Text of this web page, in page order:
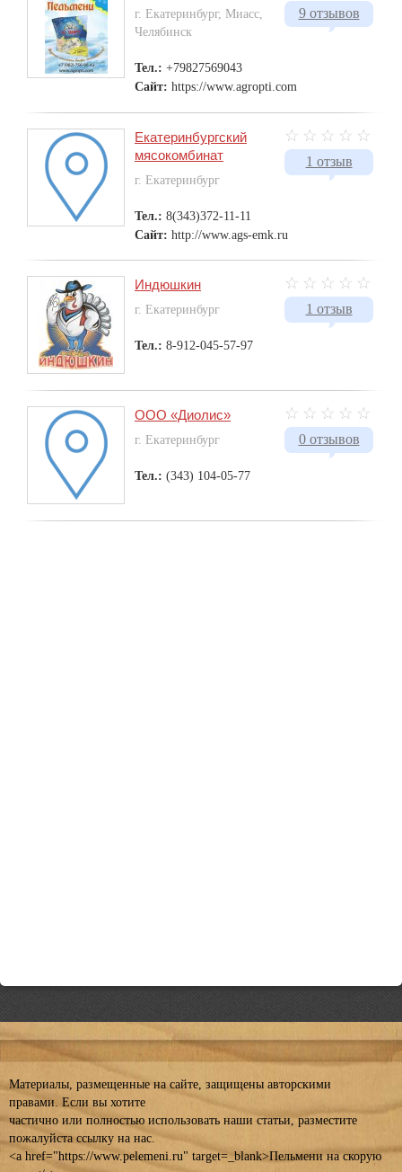
9 отзывов
г. Екатеринбург, Миасс,
Челябинск
Тел.: +79827569043
Сайт: https://www.agropti.com
1 отзыв
Екатеринбургский
мясокомбинат
г. Екатеринбург
Тел.: 8(343)372-11-11
Сайт: http://www.ags-emk.ru
1 отзыв
Индюшкин
г. Екатеринбург
Тел.: 8-912-045-57-97
0 отзывов
ООО «Диолис»
г. Екатеринбург
Тел.: (343) 104-05-77
Материалы, размещенные на сайте, защищены авторскими
правами. Если вы хотите
частично или полностью использовать наши статьи, разместите
пожалуйста ссылку на нас.
<a href="https://www.pelemeni.ru" target=_blank>Пельмени на скорую